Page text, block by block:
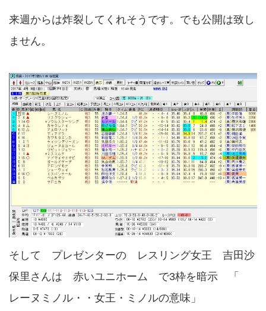
来週からは炸裂してくれそうです。でも公開は致し
ません。
そして プレゼンターの レスリング女王 吉田沙
保里さんは 赤いユニホーム で3枠を暗示 「
レーヌミノル・・女王・ミノルの意味」